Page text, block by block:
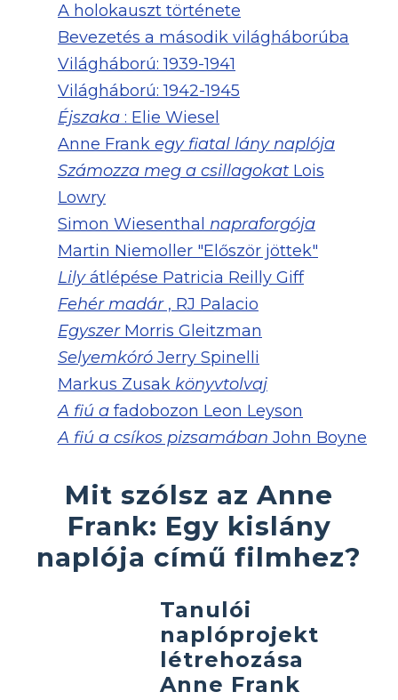
A holokauszt története
Bevezetés a második világháborúba
Világháború: 1939-1941
Világháború: 1942-1945
Éjszaka : Elie Wiesel
Anne Frank egy fiatal lány naplója
Számozza meg a csillagokat Lois
Lowry
Simon Wiesenthal napraforgója
Martin Niemoller "Először jöttek"
Lilyátlépése Patricia Reilly Giff
Fehér madár, RJ Palacio
EgyszerMorris Gleitzman
Selyemkóró Jerry Spinelli
Markus Zusak könyvtolvaj
A fiú a fadobozon Leon Leyson
A fiú a csíkos pizsamában John Boyne
Mit szólsz az Anne
Frank: Egy kislány
naplója című filmhez?
Tanulói
naplóprojekt
létrehozása
Anne Frank